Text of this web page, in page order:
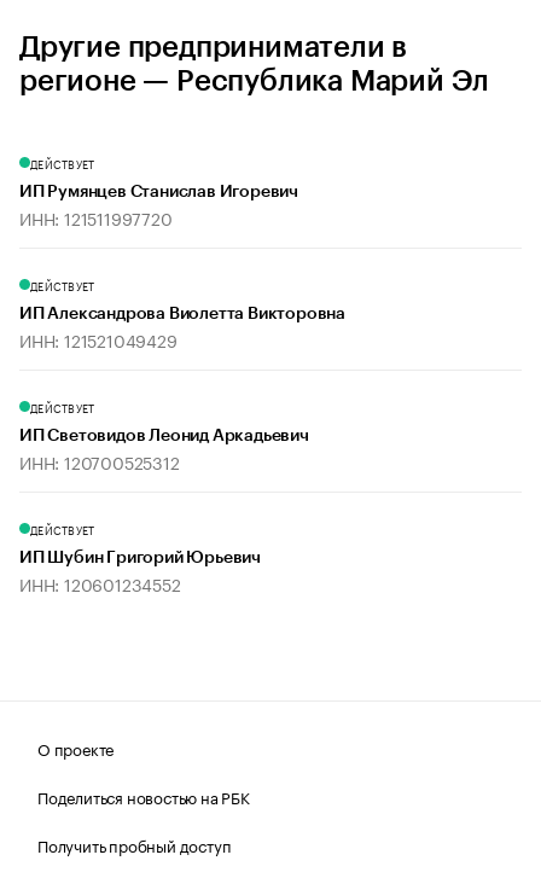
Другие предприниматели в
регионе — Республика Марий Эл
ДЕЙСТВУЕТ
ИП Румянцев Станислав Игоревич
ИНН: 121511997720
ДЕЙСТВУЕТ
ИП Александрова Виолетта Викторовна
ИНН: 121521049429
ДЕЙСТВУЕТ
ИП Световидов Леонид Аркадьевич
ИНН: 120700525312
ДЕЙСТВУЕТ
ИП Шубин Григорий Юрьевич
ИНН: 120601234552
О проекте
Поделиться новостью на РБК
Получить пробный доступ